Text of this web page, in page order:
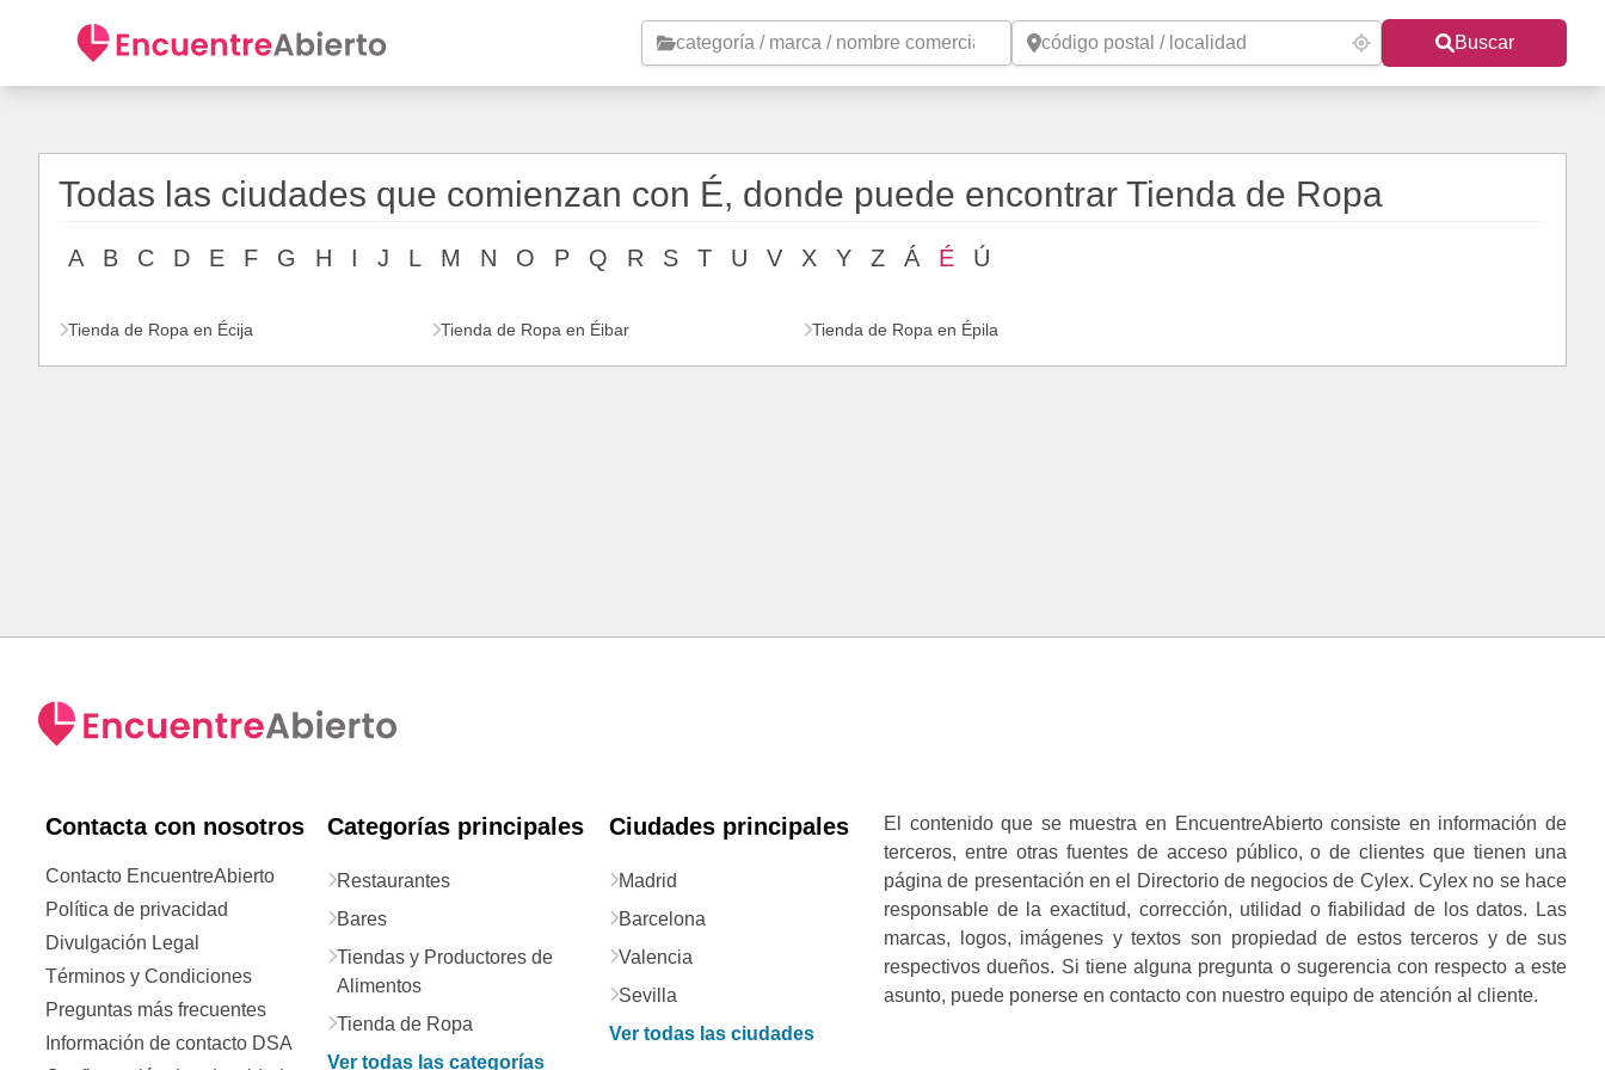
Buscar
Todas las ciudades que comienzan con É, donde puede encontrar Tienda de Ropa
A B C D E F G H I J L M N O P Q R S T U V X Y Z Á É Ú
Tienda de Ropa en Écija Tienda de Ropa en Éibar Tienda de Ropa en Épila
Contacta con nosotros
Contacto EncuentreAbierto
Política de privacidad
Divulgación Legal
Términos y Condiciones
Preguntas más frecuentes
Información de contacto DSA
Categorías principales
Restaurantes
Bares
Tiendas y Productores de
Alimentos
Tienda de Ropa
Ver todas las categorías
Ciudades principales
Madrid
Barcelona
Valencia
Sevilla
Ver todas las ciudades
El contenido que se muestra en EncuentreAbierto consiste en información de
terceros, entre otras fuentes de acceso público, o de clientes que tienen una
página de presentación en el Directorio de negocios de Cylex. Cylex no se hace
responsable de la exactitud, corrección, utilidad o fiabilidad de los datos. Las
marcas, logos, imágenes y textos son propiedad de estos terceros y de sus
respectivos dueños. Si tiene alguna pregunta o sugerencia con respecto a este
asunto, puede ponerse en contacto con nuestro equipo de atención al cliente.